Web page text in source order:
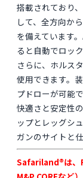
搭載されており
して、全方向か
を備えています
ると自動でロッ
さらに、ホルス
使用できます。
プドローが可能で
快適さと安定性
ップとレッグシ
ガンのサイトと
Safariland®は、